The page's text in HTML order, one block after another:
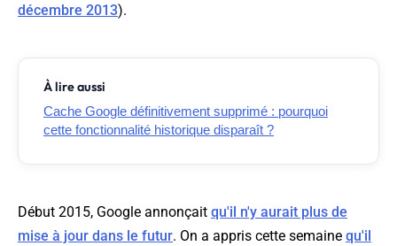
décembre 2013).
À lire aussi
Cache Google définitivement supprimé : pourquoi
cette fonctionnalité historique disparaît ?
Début 2015, Google annonçait qu'il n'y aurait plus de
mise à jour dans le futur. On a appris cette semaine qu'il